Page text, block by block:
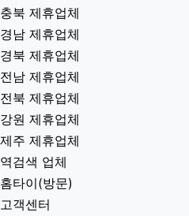
충북 제휴업체
경남 제휴업체
경북 제휴업체
전남 제휴업체
전북 제휴업체
강원 제휴업체
제주 제휴업체
역검색 업체
홈타이(방문)
고객센터